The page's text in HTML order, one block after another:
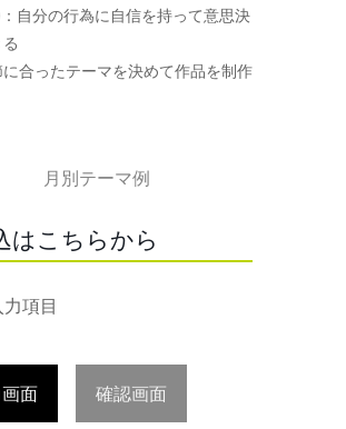
自分の行為に自信を持って意思決
合ったテーマを決めて作品を制作
月別テーマ例
はこちらから
項目
面 確認画面